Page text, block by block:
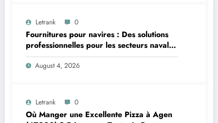
Letrank 0
Fournitures pour navires : Des solutions
professionnelles pour les secteurs naval et
offshore
August 4, 2026
Letrank 0
Où Manger une Excellente Pizza à Agen